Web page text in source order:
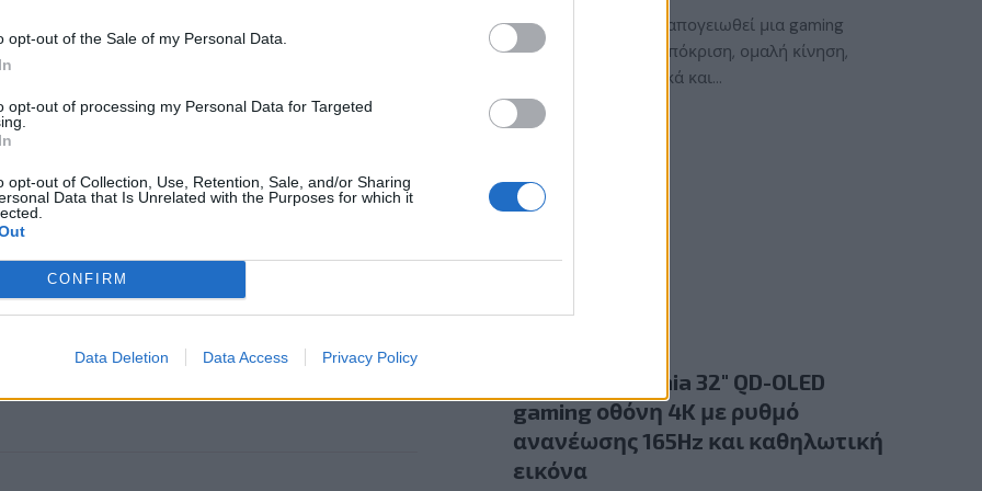
opt-out of the Sale of my Personal Data.
opt-out of processing my Personal Data for Targeted
opt-out of Collection, Use, Retention, Sale, and/or Sharing
Data that Is Unrelated with the Purposes for which it
CONFIRM
Data Deletion Data Access Privacy Policy
το Crimson Desert φαίνεται πως
λόγος που το συγκεκριμένο
κόσμο γεμάτο δράκους, πολέμους και
να μοιράσει ψωμί και ψάρια στους
Τι χρειάζεται για να απογειωθεί μια gaming
εμπειρία; Γρήγορη απόκριση, ομαλή κίνηση,
εντυπωσιακά γραφικά και…
Νέα Philips Evnia 32″ QD-OLED
gaming οθόνη 4K με ρυθμό
ανανέωσης 165Hz και καθηλωτική
εικόνα